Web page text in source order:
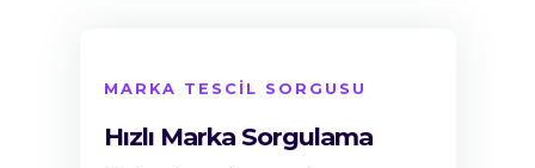
MARKA TESCİL SORGUSU
Hızlı Marka Sorgulama